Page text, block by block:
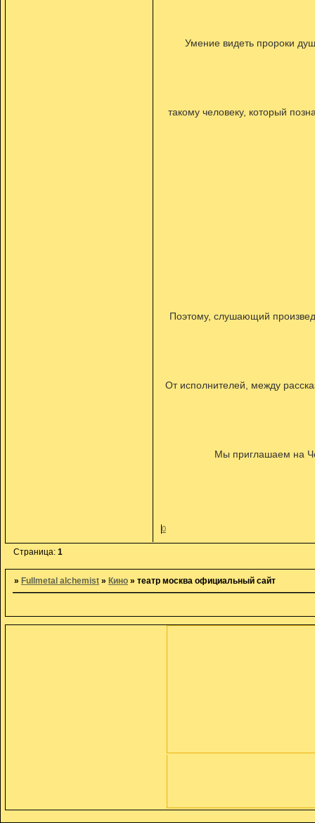
Умение видеть пророки
такому человеку, который
Поэтому, слушающий
От исполнителей, между
Мы приглашаем на
0
Страница:1
» Fullmetal alchemist » Кино »театр москва официальный сайт